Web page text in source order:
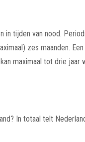
tijden van nood.
zes maanden.
maximaal tot drie jaar
In totaal telt